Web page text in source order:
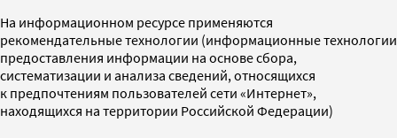
На информационном ресурсе применяются
рекомендательные технологии (информационные технологии
предоставления информации на основе сбора,
систематизации и анализа сведений, относящихся
к предпочтениям пользователей сети «Интернет»,
находящихся на территории Российской Федерации)